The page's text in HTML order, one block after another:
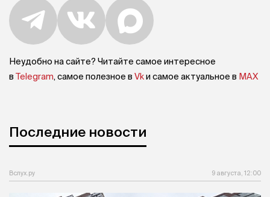
Неудобно на сайте? Читайте самое интересное
в Telegram, самое полезное в Vkи самое актуальное в MAX
Последние новости
Вслух.ру 9 августа, 12:00